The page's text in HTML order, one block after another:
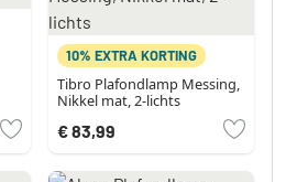
10% EXTRA KORTING
Tibro Plafondlamp Messing,
Nikkel mat, 2-lichts
€ 83,99